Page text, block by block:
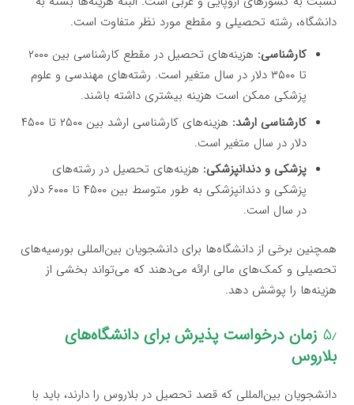
دانشگاه، رشته تحصیلی و مقطع مورد نظر متفاوت است.
کارشناسی:
هزینه‌های تحصیل در مقطع کارشناسی بین ۲۰۰۰
تا ۳۵۰۰ دلار در سال متغیر است. رشته‌های مهندسی و علوم
پزشکی ممکن است هزینه بیشتری داشته باشند.
کارشناسی ارشد:
هزینه‌های کارشناسی ارشد بین ۲۵۰۰ تا ۴۵۰۰
دلار در سال متغیر است.
پزشکی و دندانپزشکی: هزینه‌های تحصیل در رشته‌های
پزشکی و دندانپزشکی به طور متوسط بین ۴۵۰۰ تا ۶۰۰۰ دلار
در سال است.
همچنین برخی از دانشگاه‌ها برای دانشجویان بین‌المللی بورسیه‌های
تحصیلی و کمک‌های مالی ارائه می‌دهند که می‌تواند بخشی از
هزینه‌ها را پوشش دهد.
۵٫ زمان درخواست پذیرش برای دانشگاه‌های
بلاروس
دانشجویان بین‌المللی که قصد تحصیل در بلاروس را دارند، باید با